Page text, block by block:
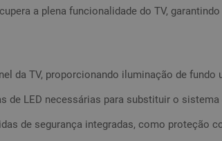
a plena funcionalidade do TV,
da TV, proporcionando iluminação de fundo
de LED necessárias para substituir o
de segurança integradas, como proteção